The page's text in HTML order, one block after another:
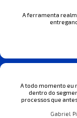
A ferramenta
A todo momento eu
dentro do
processos que
Gabriel